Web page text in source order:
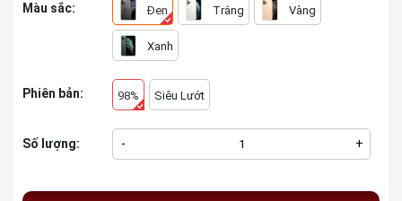
Màu sắc: Đen Trắng Vàng
Xanh
Phiên bản: 98% Siêu Lướt
Số lượng: - +